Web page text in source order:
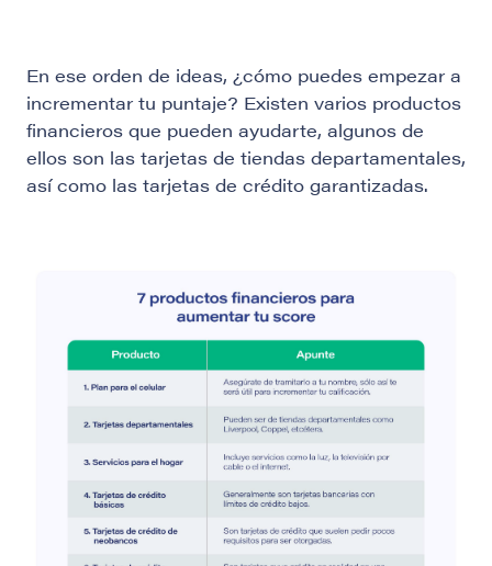
En ese orden de ideas, ¿cómo puedes empezar a
incrementar tu puntaje? Existen varios productos
financieros que pueden ayudarte, algunos de
ellos son las tarjetas de tiendas departamentales,
así como las tarjetas de crédito garantizadas.